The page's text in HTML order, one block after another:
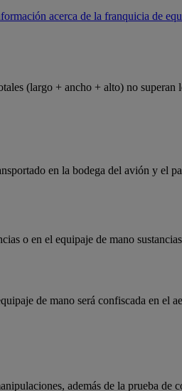
acerca de la franquicia de
(largo + ancho + alto) no superan
en la bodega del avión y el
o en el equipaje de mano
de mano será confiscada en el
además de la prueba de